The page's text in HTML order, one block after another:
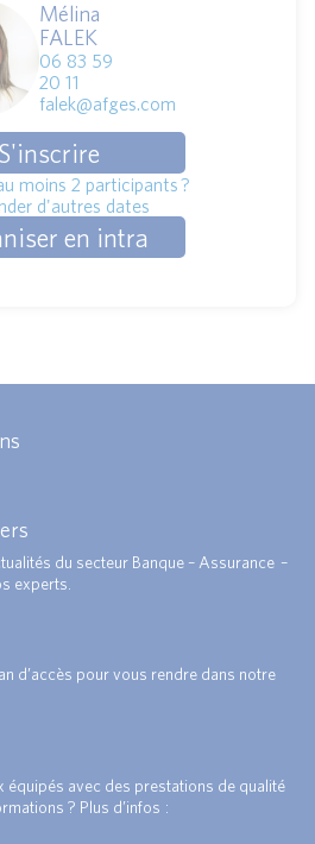
Mélina
FALEK
06 83 59
20 11
falek@afges.com
S'inscrire
moins 2 participants ?
d'autres dates
en intra
du secteur Banque – Assurance –
experts.
d’accès pour vous rendre dans notre
équipés avec des prestations de qualité
? Plus d’infos :